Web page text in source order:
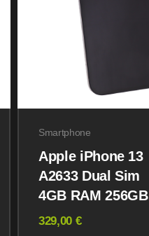
Smartphone
Apple iPhone 13
A2633 Dual Sim
4GB RAM 256GB
Midnight
329,00 €